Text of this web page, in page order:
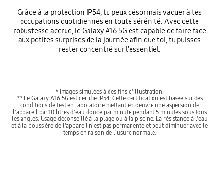
Grâce à la protection IP54, tu peux désormais vaquer à tes
occupations quotidiennes en toute sérénité. Avec cette
robustesse accrue, le Galaxy A16 5G est capable de faire face
aux petites surprises de la journée afin que toi, tu puisses
rester concentré sur l'essentiel.
* Images simulées à des fins d'illustration.
** Le Galaxy A16 5G est certifié IP54. Cette certification est basée sur des
conditions de test en laboratoire mettant en oeuvre une aspersion de
l'appareil par 10 litres d'eau douce par minute pendant 5 minutes sous tous
les angles. Usage déconseillé à la plage ou à la piscine. La résistance à l'eau
et à la poussière de l'appareil n'est pas permanente et peut diminuer avec le
temps en raison de l'usure normale.